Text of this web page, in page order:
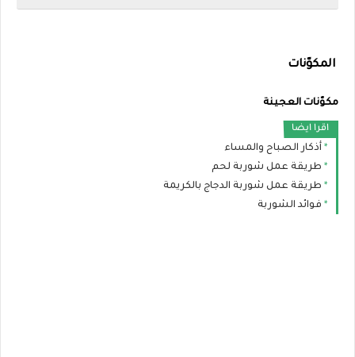
المكوّنات
مكوّنات العجينة
اقرا ايضا
أذكار الصباح والمساء
طريقة عمل شوربة لحم
طريقة عمل شوربة الدجاج بالكريمة
فوائد الشوربة